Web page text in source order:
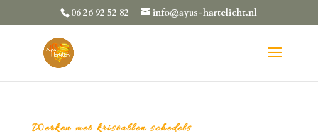
06 26 92 52 82 info@ayus-hartelicht.nl
Werken met kristallen schedels